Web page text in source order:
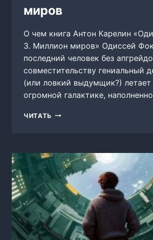
миров
О чем книга Антон Карелин
3. Миллион миров» Одиссей
последний человек без
совместительству гениальный
(или ловкий выдумщик?) летает
огромной галактике,
ЧИТАТЬ ОДИССЕЙ
МИРОВ